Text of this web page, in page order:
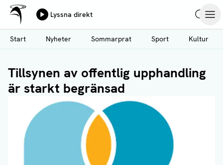
Hoppa
till
huvudinnehåll
Ålands Radio & TV
Lyssna direkt
Start
Nyheter Sommarprat Sport Kultur
Tillsynen av offentlig upphandling
är starkt begränsad